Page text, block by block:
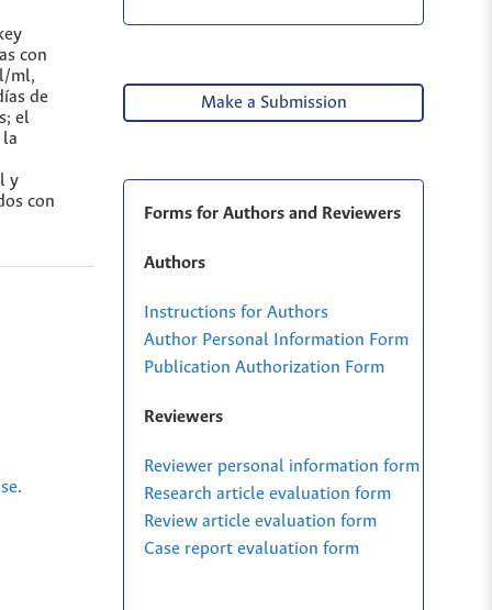
con
ml,
de
el
y
con
.
Make a Submission
Forms for Authors and Reviewers
Authors
Instructions for Authors
Author Personal Information Form
Publication Authorization Form
Reviewers
Reviewer personal information form
Research article evaluation form
Review article evaluation form
Case report evaluation form